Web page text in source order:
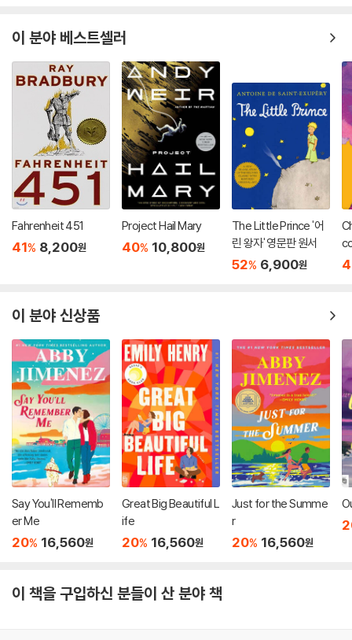
이 분야 베스트셀러
Fahrenheit 451
41% 8,200원
Project Hail Mary
40% 10,800원
The Little Prince '어
린 왕자' 영문판 원서
52% 6,900원
이 분야 신상품
Say You'll Rememb
er Me
20% 16,560원
Great Big Beautiful L
ife
20% 16,560원
Just for the Summe
r
20% 16,560원
이 책을 구입하신 분들이 산 분야 책